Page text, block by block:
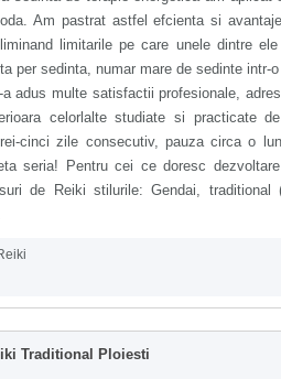
Am pastrat astfel efcienta si
limitarile pe care unele dintre
per sedinta, numar mare de sedinte intr-
adus multe satisfactii profesionale,
celorlalte studiate si practicate
cinci zile consecutiv, pauza circa o
seria! Pentru cei ce doresc
de Reiki stilurile: Gendai, traditional
Traditional Ploiesti